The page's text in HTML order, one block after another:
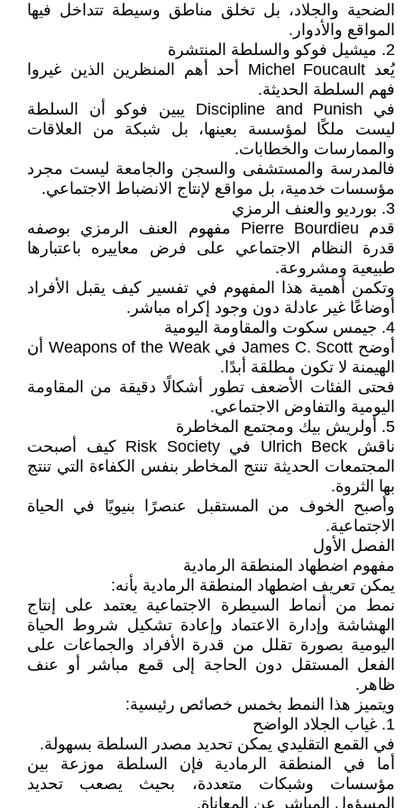
الضحية والجلاد، بل تخلق مناطق وسيطة تتداخل فيها
المواقع والأدوار.
2. ميشيل فوكو والسلطة المنتشرة
يُعد Michel Foucault أحد أهم المنظرين الذين غيروا
فهم السلطة الحديثة.
في Discipline and Punish يبين فوكو أن السلطة
ليست ملكًا لمؤسسة بعينها، بل شبكة من العلاقات
والممارسات والخطابات.
فالمدرسة والمستشفى والسجن والجامعة ليست مجرد
مؤسسات خدمية، بل مواقع لإنتاج الانضباط الاجتماعي.
3. بورديو والعنف الرمزي
قدم Pierre Bourdieu مفهوم العنف الرمزي بوصفه
قدرة النظام الاجتماعي على فرض معاييره باعتبارها
طبيعية ومشروعة.
وتكمن أهمية هذا المفهوم في تفسير كيف يقبل الأفراد
أوضاعًا غير عادلة دون وجود إكراه مباشر.
4. جيمس سكوت والمقاومة اليومية
أوضح James C. Scott في Weapons of the Weak أن
الهيمنة لا تكون مطلقة أبدًا.
فحتى الفئات الأضعف تطور أشكالًا دقيقة من المقاومة
اليومية والتفاوض الاجتماعي.
5. أولريش بيك ومجتمع المخاطرة
ناقش Ulrich Beck في Risk Society كيف أصبحت
المجتمعات الحديثة تنتج المخاطر بنفس الكفاءة التي تنتج
بها الثروة.
وأصبح الخوف من المستقبل عنصرًا بنيويًا في الحياة
الاجتماعية.
الفصل الأول
مفهوم اضطهاد المنطقة الرمادية
يمكن تعريف اضطهاد المنطقة الرمادية بأنه:
نمط من أنماط السيطرة الاجتماعية يعتمد على إنتاج
الهشاشة وإدارة الاعتماد وإعادة تشكيل شروط الحياة
اليومية بصورة تقلل من قدرة الأفراد والجماعات على
الفعل المستقل دون الحاجة إلى قمع مباشر أو عنف
ظاهر.
ويتميز هذا النمط بخمس خصائص رئيسية:
1. غياب الجلاد الواضح
في القمع التقليدي يمكن تحديد مصدر السلطة بسهولة.
أما في المنطقة الرمادية فإن السلطة موزعة بين
مؤسسات وشبكات متعددة، بحيث يصعب تحديد
المسؤول المباشر عن المعاناة.